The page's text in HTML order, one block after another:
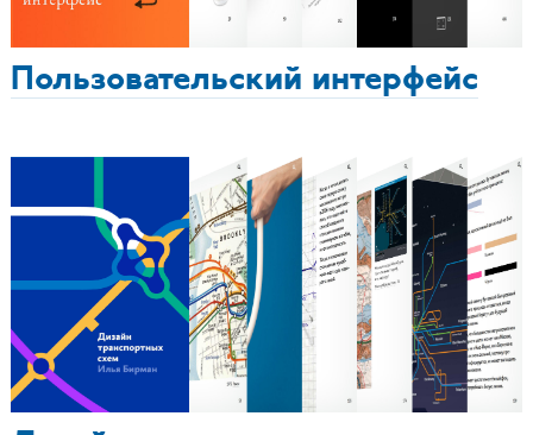
Пользовательский интерфейс